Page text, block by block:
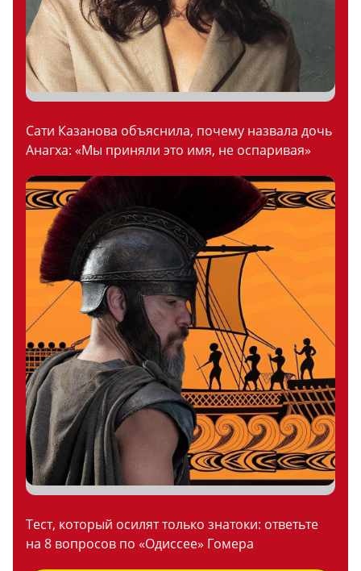
Сати Казанова объяснила, почему назвала дочь
Анагха: «Мы приняли это имя, не оспаривая»
Тест, который осилят только знатоки: ответьте
на 8 вопросов по «Одиссее» Гомера